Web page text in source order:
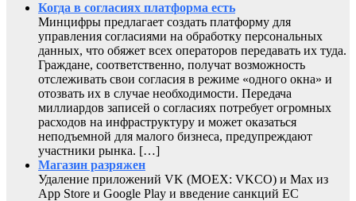
Когда в согласиях платформа есть
Минцифры предлагает создать платформу для
управления согласиями на обработку персональных
данных, что обяжет всех операторов передавать их туда.
Граждане, соответственно, получат возможность
отслеживать свои согласия в режиме «одного окна» и
отозвать их в случае необходимости. Передача
миллиардов записей о согласиях потребует огромных
расходов на инфраструктуру и может оказаться
неподъемной для малого бизнеса, предупреждают
участники рынка. […]
Магазин разряжен
Удаление приложений VK (MOEX: VKCO) и Max из
App Store и Google Play и введение санкций ЕС